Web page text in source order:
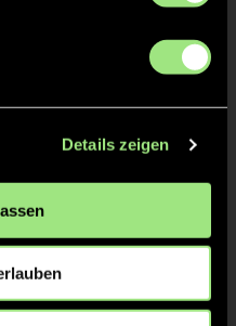
Details zeigen
K = Kapitän